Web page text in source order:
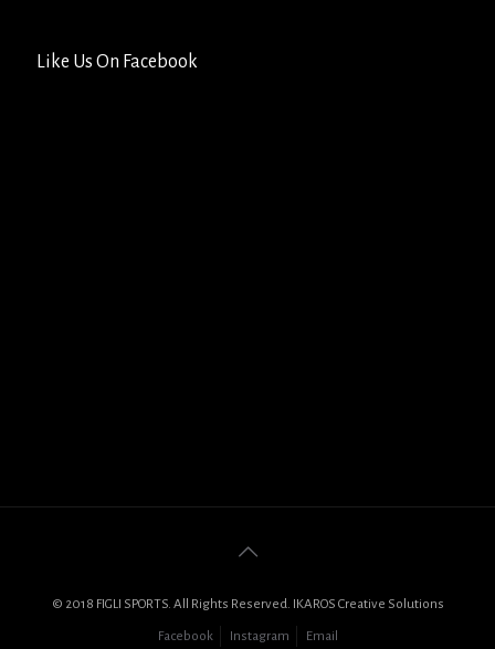
Like Us On Facebook
© 2018 FIGLI SPORTS. All Rights Reserved. IKAROS Creative Solutions
Facebook Instagram Email